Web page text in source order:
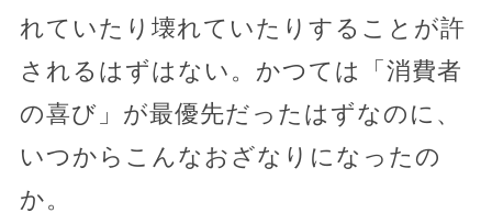
れていたり壊れていたりすることが許
されるはずはない。かつては「消費者
の喜び」が最優先だったはずなのに、
いつからこんなおざなりになったの
か。